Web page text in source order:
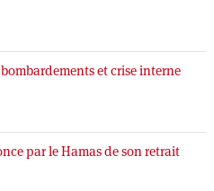
et crise interne
par le Hamas de son retrait